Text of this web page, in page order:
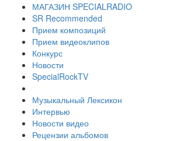
МАГАЗИН SPECIALRADIO
SR Recommended
Прием композиций
Прием видеоклипов
Конкурс
Новости
SpecialRockTV
Музыкальный Лексикон
Интервью
Новости видео
Рецензии альбомов